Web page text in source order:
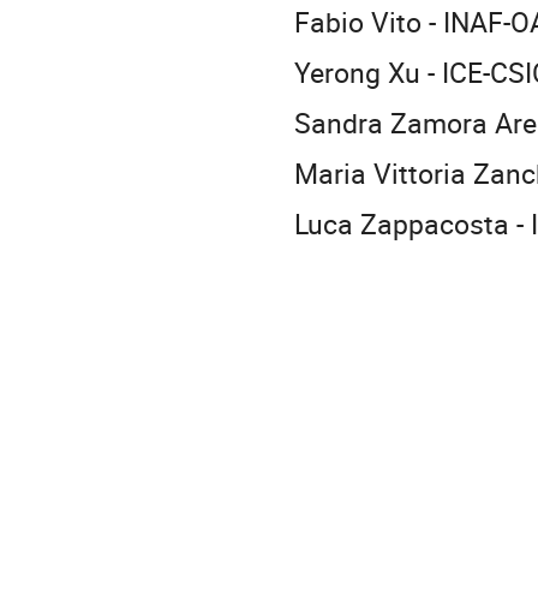
Fabio Vito - INAF-
Yerong Xu - ICE-
Sandra Zamora
Maria Vittoria
Luca Zappacosta -